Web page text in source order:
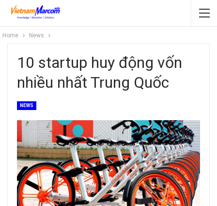
Home News
10 startup huy động vốn
nhiều nhất Trung Quốc
NEWS